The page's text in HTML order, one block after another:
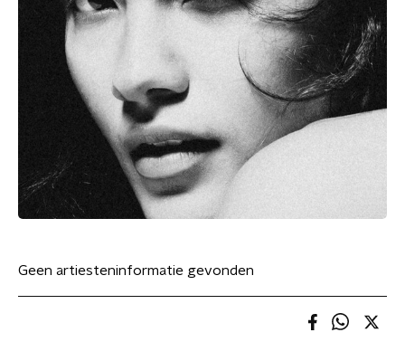
Geen artiesteninformatie gevonden